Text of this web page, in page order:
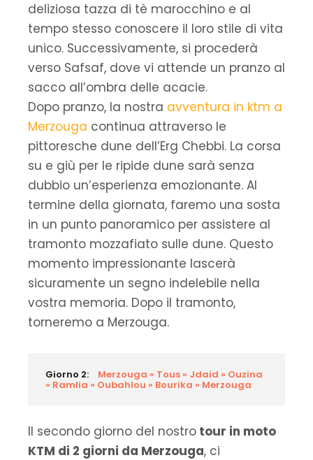
deliziosa tazza di tè marocchino e al
tempo stesso conoscere il loro stile di vita
unico. Successivamente, si procederà
verso Safsaf, dove vi attende un pranzo al
sacco all’ombra delle acacie.
Dopo pranzo, la nostra avventura in ktm a
Merzouga continua attraverso le
pittoresche dune dell’Erg Chebbi. La corsa
su e giù per le ripide dune sarà senza
dubbio un’esperienza emozionante. Al
termine della giornata, faremo una sosta
in un punto panoramico per assistere al
tramonto mozzafiato sulle dune. Questo
momento impressionante lascerà
sicuramente un segno indelebile nella
vostra memoria. Dopo il tramonto,
torneremo a Merzouga.
Giorno 2: Merzouga » Tous » Jdaid » Ouzina
» Ramlia » Oubahlou » Bourika » Merzouga
Il secondo giorno del nostro tour in moto
KTM di 2 giorni da Merzouga, ci